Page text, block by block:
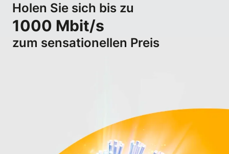
GIGABIT GLASFASER HOLEN
Holen Sie sich bis zu
1000 Mbit/s
zum sensationellen Preis